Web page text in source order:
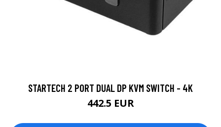
STARTECH 2 PORT DUAL DP KVM SWITCH - 4K
442.5 EUR